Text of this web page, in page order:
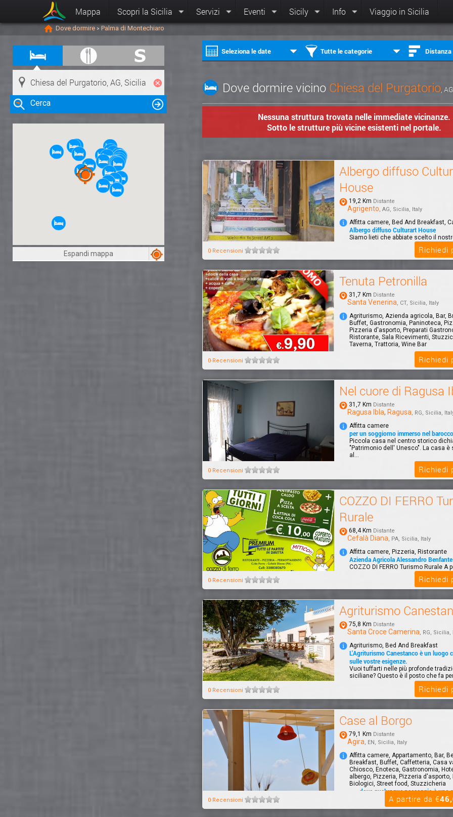
Mappa Scopri la Sicilia Servizi Eventi Sicily Info Viaggio in Sicilia
Dove dormire > Palma di Montechiaro
Cerca
Clicca su una risorsa nella mappa
per visualizzare le informazioni
Espandi mappa
Seleziona le date Tutte le categorie Distanza
Dove dormire vicino Chiesa del Purgatorio ,
Nessuna struttura trovata nelle immediate vicinanze.
Sotto le strutture più vicine esistenti nel portale.
Albergo diffuso
House
19,2 Km Distante
Agrigento, AG, Sicilia, Italy
Affitta camere, Bed And Breakfast,
Albergo diffuso Culturart House
Siamo lieti che abbiate scelto il
Albergo Diffuso CulturArt House di
0 Recensioni Richiedi
Tenuta Petronilla
31,7 Km Distante
Santa Venerina, CT, Sicilia, Italy
Agriturismo, Azienda agricola, Bar,
Buffet, Gastronomia, Paninoteca,
Pizzeria d'asporto, Preparati
Ristorante, Sala Ricevimenti,
Taverna, Trattoria, Wine Bar
0 Recensioni Richiedi
Nel cuore di Ragusa
31,7 Km Distante
Ragusa Ibla, Ragusa, RG, Sicilia,
Affitta camere
per un soggiorno immerso nel
Piccola casa nel centro storico
"Patrimonio dell' Unesco". La casa è
al...
0 Recensioni Richiedi
COZZO DI FERRO
Rurale
68,4 Km Distante
Cefalà Diana, PA, Sicilia, Italy
Affitta camere, Pizzeria, Ristorante
Azienda Agricola Alessandro Benfante
COZZO DI FERRO Turismo Rurale A
Palermo, completamente immerso
0 Recensioni Richiedi
Agriturismo
75,8 Km Distante
Santa Croce Camerina, RG, Sicilia,
Agriturismo, Bed And Breakfast
L'Agriturismo Canestanco è un luogo
sulle vostre esigenze.
Vuoi tuffarti nelle più profonde
siciliane? Questo è il posto che fa per
0 Recensioni Richiedi
Case al Borgo
79,1 Km Distante
Agira, EN, Sicilia, Italy
Affitta camere, Appartamento, Bar,
Breakfast, Buffet, Caffetteria, Casa
Chiosco, Enoteca, Gastronomia,
albergo, Pizzeria, Pizzeria d'asporto,
Biologici, Street food, Stuzzicheria
.....dove qualunque paesaggio è uno
CASE AL BORGO, offre sistemazioni
RELAIS, con formula HOTEL o B&B.
0 Recensioni A partire da €